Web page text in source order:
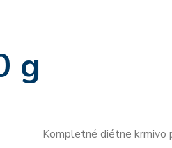
g
Kompletné diétne krmivo